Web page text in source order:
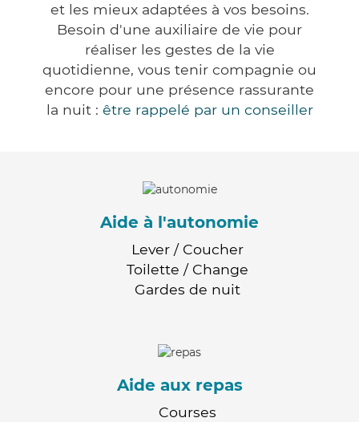
et les mieux adaptées à vos besoins.
Besoin d'une auxiliaire de vie pour
réaliser les gestes de la vie
quotidienne, vous tenir compagnie ou
encore pour une présence rassurante
la nuit : être rappelé par un conseiller
Aide à l'autonomie
Lever / Coucher
Toilette / Change
Gardes de nuit
Aide aux repas
Courses